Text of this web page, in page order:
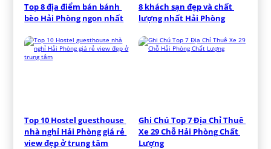
Top 8 địa điểm bán bánh
bèo Hải Phòng ngon nhất
8 khách sạn đẹp và chất
lượng nhất Hải Phòng
Top 10 Hostel guesthouse
nhà nghỉ Hải Phòng giá rẻ
view đẹp ở trung tâm
Ghi Chú Top 7 Địa Chỉ Thuê
Xe 29 Chỗ Hải Phòng Chất
Lượng